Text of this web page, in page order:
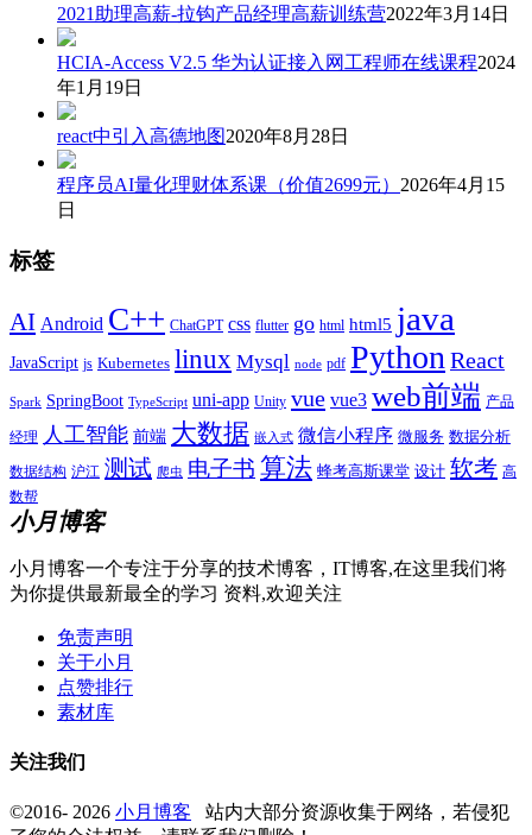
2021助理高薪-拉钩产品经理高薪训练营2022年3月14日
HCIA-Access V2.5 华为认证接入网工程师在线课程2024
年1月19日
react中引入高德地图2020年8月28日
程序员AI量化理财体系课（价值2699元） 2026年4月15
日
标签
AI Android C++ ChatGPT css flutter go html html5 java
JavaScript js Kubernetes linux Mysql node pdf Python React
Spark SpringBoot TypeScript uni-app Unity vue vue3 web前端 产品
经理 人工智能 前端 大数据 嵌入式 微信小程序 微服务 数据分析
数据结构 沪江 测试 爬虫 电子书 算法 蜂考高斯课堂 设计 软考 高
数帮
小月博客
小月博客一个专注于分享的技术博客，IT博客,在这里我们将
为你提供最新最全的学习 资料,欢迎关注
免责声明
关于小月
点赞排行
素材库
关注我们
©2016- 2026 小月博客 站内大部分资源收集于网络，若侵犯